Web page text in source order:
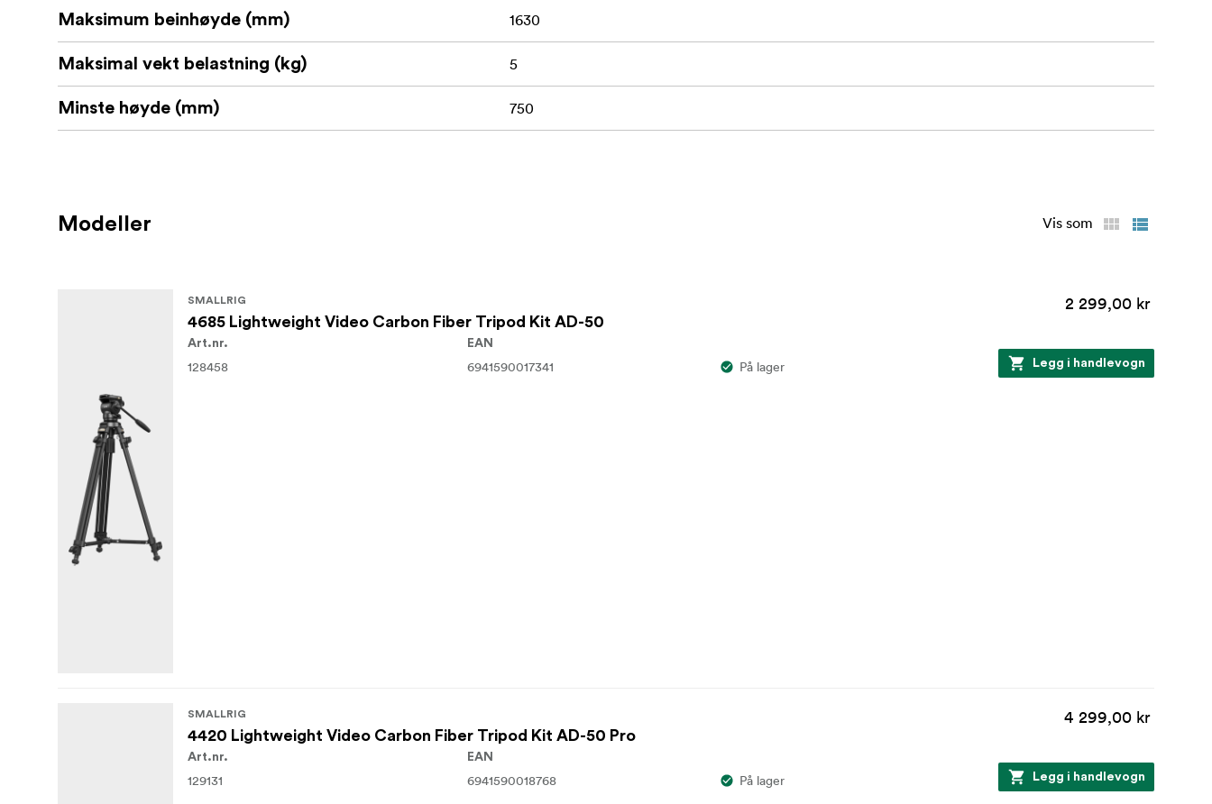
Maksimum beinhøyde (mm) 1630
Maksimal vekt belastning (kg) 5
Minste høyde (mm) 750
Modeller Vis som
SMALLRIG
4685 Lightweight Video Carbon Fiber Tripod Kit AD-50
2 299,00 kr
Art.nr.
128458
EAN
6941590017341 På lager Legg i handlevogn
SMALLRIG
4420 Lightweight Video Carbon Fiber Tripod Kit AD-50 Pro
4 299,00 kr
Art.nr.
129131
EAN
6941590018768 På lager Legg i handlevogn